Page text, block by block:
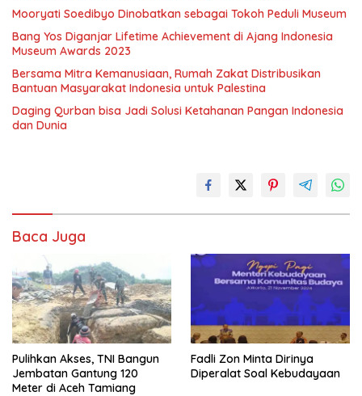
Mooryati Soedibyo Dinobatkan sebagai Tokoh Peduli Museum
Bang Yos Diganjar Lifetime Achievement di Ajang Indonesia
Museum Awards 2023
Bersama Mitra Kemanusiaan, Rumah Zakat Distribusikan
Bantuan Masyarakat Indonesia untuk Palestina
Daging Qurban bisa Jadi Solusi Ketahanan Pangan Indonesia
dan Dunia
Baca Juga
Pulihkan Akses, TNI Bangun
Jembatan Gantung 120
Meter di Aceh Tamiang
Fadli Zon Minta Dirinya
Diperalat Soal Kebudayaan